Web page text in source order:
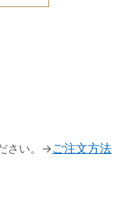
さい。→ご注文方法